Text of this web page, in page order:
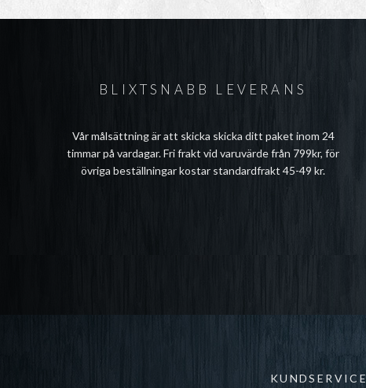
BLIXTSNABB LEVERANS
Vår målsättning är att skicka skicka ditt paket inom 24
timmar på vardagar. Fri frakt vid varuvärde från 799kr, för
övriga beställningar kostar standardfrakt 45-49 kr.
KUNDSERVICE